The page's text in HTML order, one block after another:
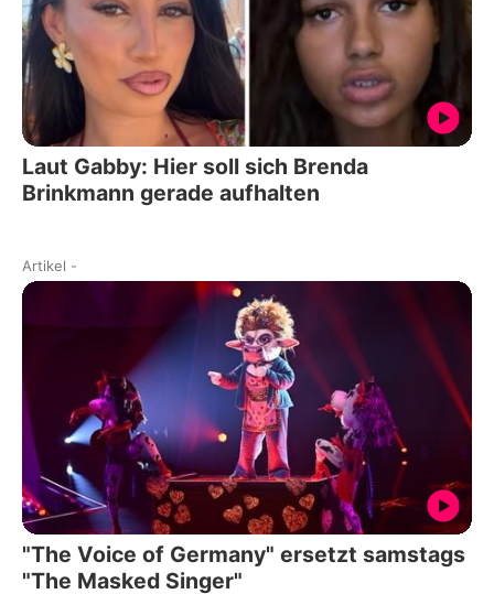
Laut Gabby: Hier soll sich Brenda
Brinkmann gerade aufhalten
Artikel -
"The Voice of Germany" ersetzt samstags
"The Masked Singer"